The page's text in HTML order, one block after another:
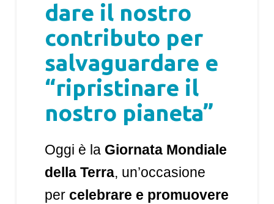
dare il nostro
contributo per
salvaguardare e
“ripristinare il
nostro pianeta”
Oggi è la Giornata Mondiale
della Terra, un’occasione
per celebrare e promuovere